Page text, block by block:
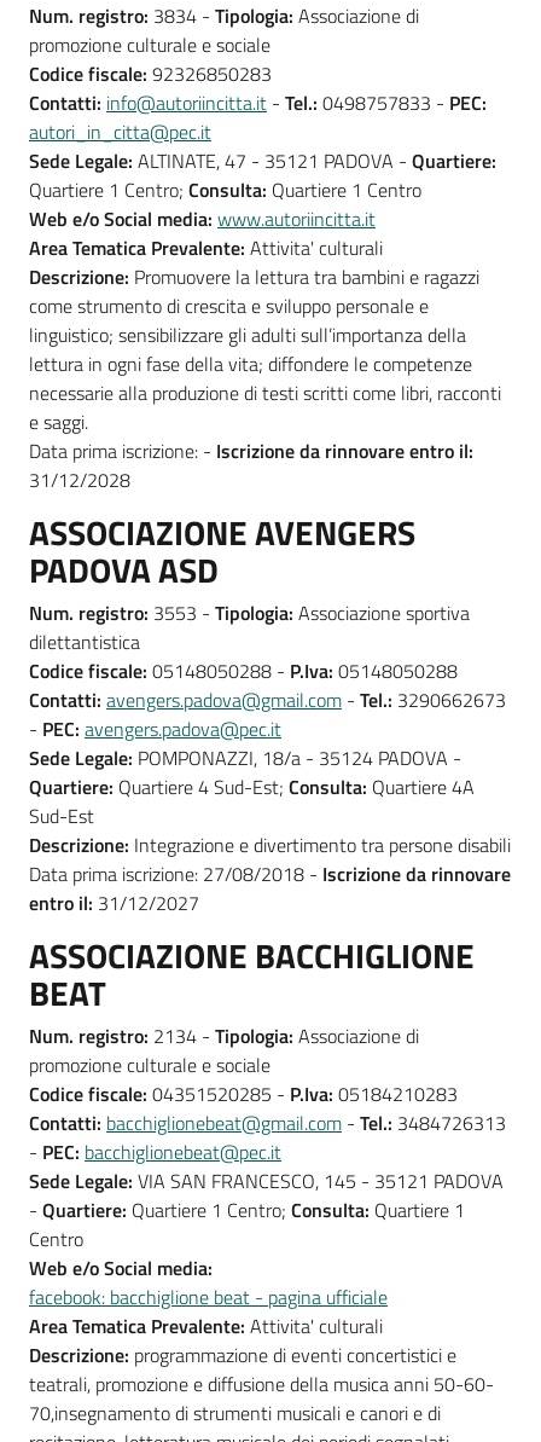
Num. registro: 3834 - Tipologia: Associazione di
promozione culturale e sociale
Codice fiscale: 92326850283
Contatti: info@autoriincitta.it - Tel.: 0498757833 - PEC:
autori_in_citta@pec.it
Sede Legale: ALTINATE, 47 - 35121 PADOVA - Quartiere:
Quartiere 1 Centro; Consulta: Quartiere 1 Centro
Web e/o Social media: www.autoriincitta.it
Area Tematica Prevalente: Attivita' culturali
Descrizione: Promuovere la lettura tra bambini e ragazzi
come strumento di crescita e sviluppo personale e
linguistico; sensibilizzare gli adulti sull’importanza della
lettura in ogni fase della vita; diffondere le competenze
necessarie alla produzione di testi scritti come libri, racconti
e saggi.
Data prima iscrizione: - Iscrizione da rinnovare entro il:
31/12/2028
ASSOCIAZIONE AVENGERS
PADOVA ASD
Num. registro: 3553 - Tipologia: Associazione sportiva
dilettantistica
Codice fiscale: 05148050288 - P.Iva: 05148050288
Contatti: avengers.padova@gmail.com - Tel.: 3290662673
- PEC: avengers.padova@pec.it
Sede Legale: POMPONAZZI, 18/a - 35124 PADOVA -
Quartiere: Quartiere 4 Sud-Est; Consulta: Quartiere 4A
Sud-Est
Descrizione: Integrazione e divertimento tra persone disabili
Data prima iscrizione: 27/08/2018 - Iscrizione da rinnovare
entro il: 31/12/2027
ASSOCIAZIONE BACCHIGLIONE
BEAT
Num. registro: 2134 - Tipologia: Associazione di
promozione culturale e sociale
Codice fiscale: 04351520285 - P.Iva: 05184210283
Contatti: bacchiglionebeat@gmail.com - Tel.: 3484726313
- PEC: bacchiglionebeat@pec.it
Sede Legale: VIA SAN FRANCESCO, 145 - 35121 PADOVA
- Quartiere: Quartiere 1 Centro; Consulta: Quartiere 1
Centro
Web e/o Social media:
facebook: bacchiglione beat - pagina ufficiale
Area Tematica Prevalente: Attivita' culturali
Descrizione: programmazione di eventi concertistici e
teatrali, promozione e diffusione della musica anni 50-60-
70,insegnamento di strumenti musicali e canori e di